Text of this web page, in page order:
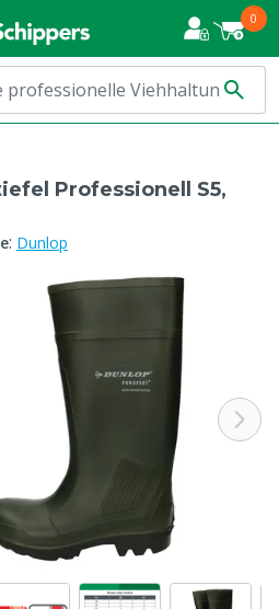
0
Professionell S5,
: Dunlop